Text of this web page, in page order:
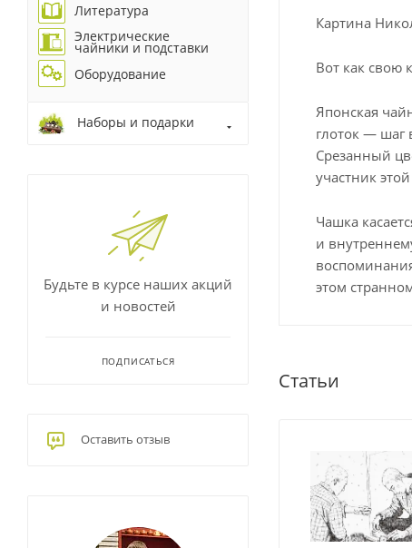
Картина
Вот как свою
Японская
глоток — шаг
Срезанный
участник
Чашка
и
этом
Статьи
Литература
Электрические
чайники и подставки
Оборудование
Наборы и подарки
Будьте в курсе наших акций
и новостей
ПОДПИСАТЬСЯ
Оставить отзыв